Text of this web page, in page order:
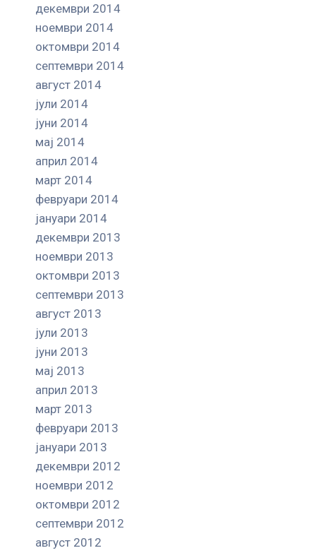
декември 2014
ноември 2014
октомври 2014
септември 2014
август 2014
јули 2014
јуни 2014
мај 2014
април 2014
март 2014
февруари 2014
јануари 2014
декември 2013
ноември 2013
октомври 2013
септември 2013
август 2013
јули 2013
јуни 2013
мај 2013
април 2013
март 2013
февруари 2013
јануари 2013
декември 2012
ноември 2012
октомври 2012
септември 2012
август 2012